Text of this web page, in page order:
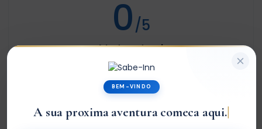
0/5
Not rated
Com base em0 review
Very Good
BEM-VINDO
A sua proxima aventura comeca aqui.